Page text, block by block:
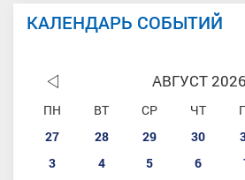
КАЛЕНДАРЬ СОБЫТИЙ
АВГУСТ 2026
ПН ВТ СР ЧТ
27
28 29 30
3
4 5 6